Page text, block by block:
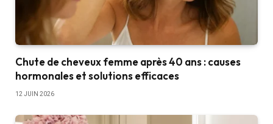
Chute de cheveux femme après 40 ans : causes
hormonales et solutions efficaces
12 JUIN 2026